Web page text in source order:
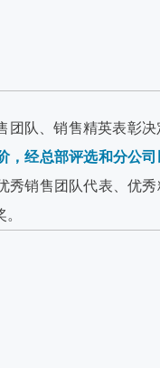
团队、销售精英表彰决
，经总部评选和分公
秀销售团队代表、优